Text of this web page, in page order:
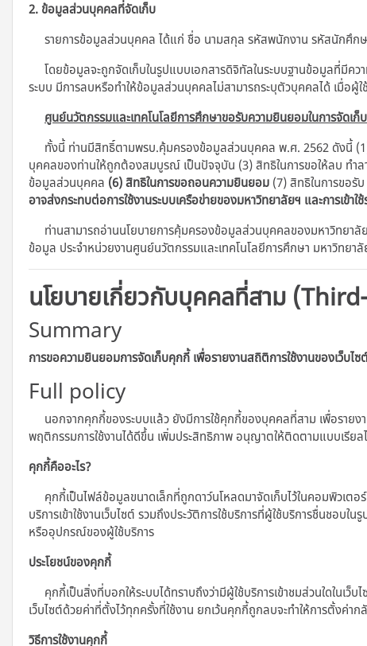
2. ข้อมูลส่วนบุคคลที่จัดเก็บ
รายการข้อมูลส่วนบุคคล ได้แก่ ชื่อ นามสกุล รหัสพนักงาน รหัสนักศึกษ
โดยข้อมูลจะถูกจัดเก็บในรูปแบบเอกสารดิจิทัลในระบบฐานข้อมูลที่มีคว
ระบบ มีการลบหรือทำให้ข้อมูลส่วนบุคคลไม่สามารถระบุตัวบุคคลได้ เมื่อผู้
ศูนย์นวัตกรรมและเทคโนโลยีการศึกษาขอรับความยินยอมในการจัดเ
ทั้งนี้ ท่านมีสิทธิ์ตามพรบ.คุ้มครองข้อมูลส่วนบุคคล พ.ศ. 2562 ดังนี้ (1) สิ
บุคคลของท่านให้ถูกต้องสมบูรณ์ เป็นปัจจุบัน (3) สิทธิในการขอให้ลบ ทำล
ข้อมูลส่วนบุคคล (6) สิทธิในการขอถอนความยินยอม (7) สิทธิในการขอรั
อาจส่งกระทบต่อการใช้งานระบบเครือข่ายของมหาวิทยาลัยฯ และการเข้าใ
ท่านสามารถอ่านนโยบายการคุ้มครองข้อมูลส่วนบุคคลของมหาวิทยาลั
ข้อมูล ประจําหน่วยงานศูนย์นวัตกรรมและเทคโนโลยีการศึกษา มหาวิทย
นโยบายเกี่ยวกับบุคคลที่สาม
Summary
การขอความยินยอมการจัดเก็บคุกกี้ เพื่อรายงานสถิติการใช้งานของเว็บไซ
Full policy
นอกจากคุกกี้ของระบบแล้ว ยังมีการใช้คุกกี้ของบุคคลที่สาม เพื่อรายงา
พฤติกรรมการใช้งานได้ดีขึ้น เพิ่มประสิทธิภาพ อนุญาตให้ติดตามแบบเรีย
คุกกี้คืออะไร?
คุกกี้เป็นไฟล์ข้อมูลขนาดเล็กที่ถูกดาว์นโหลดมาจัดเก็บไว้ในคอมพิวเต
บริการเข้าใช้งานเว็บไซต์ รวมถึงประวัติการใช้บริการที่ผู้ใช้บริการชื่นชอ
หรืออุปกรณ์ของผู้ใช้บริการ
ประโยชน์ของคุกกี้
คุกกี้เป็นสิ่งที่บอกให้ระบบได้ทราบถึงว่ามีผู้ใช้บริการเข้าชมส่วนใดในเว็
เว็บไซต์ด้วยค่าที่ตั้งไว้ทุกครั้งที่ใช้งาน ยกเว้นคุกกี้ถูกลบจะทำให้การตั้งค่าก
วิธีการใช้งานคุกกี้